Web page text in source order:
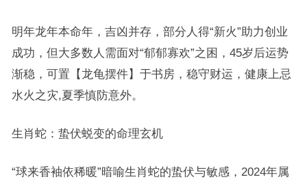
明年龙年本命年，吉凶并存，部分人得“新火”助力创业
成功，但大多数人需面对“郁郁寡欢”之困，45岁后运势
渐稳，可置【龙龟摆件】于书房，稳守财运，健康上忌
水火之灾,夏季慎防意外。
生肖蛇：蛰伏蜕变的命理玄机
“球来香袖依稀暖”暗喻生肖蛇的蛰伏与敏感，2024年属